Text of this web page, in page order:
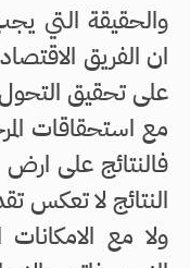
والحقيقة التي
ان الفريق
على تحقيق التحول
مع استحقاقات
فالنتائج على ارض
النتائج لا تعكس
ولا مع